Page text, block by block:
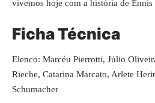
vivemos hoje com a história de Ennis
Ficha Técnica
Elenco: Marcéu Pierrotti, Júlio
Rieche, Catarina Marcato, Arlete
Schumacher